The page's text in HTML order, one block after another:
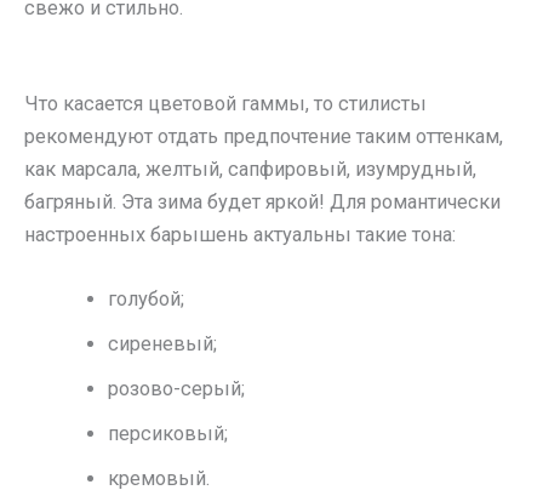
свежо и стильно.
Что касается цветовой гаммы, то стилисты
рекомендуют отдать предпочтение таким оттенкам,
как марсала, желтый, сапфировый, изумрудный,
багряный. Эта зима будет яркой! Для романтически
настроенных барышень актуальны такие тона:
голубой;
сиреневый;
розово-серый;
персиковый;
кремовый.